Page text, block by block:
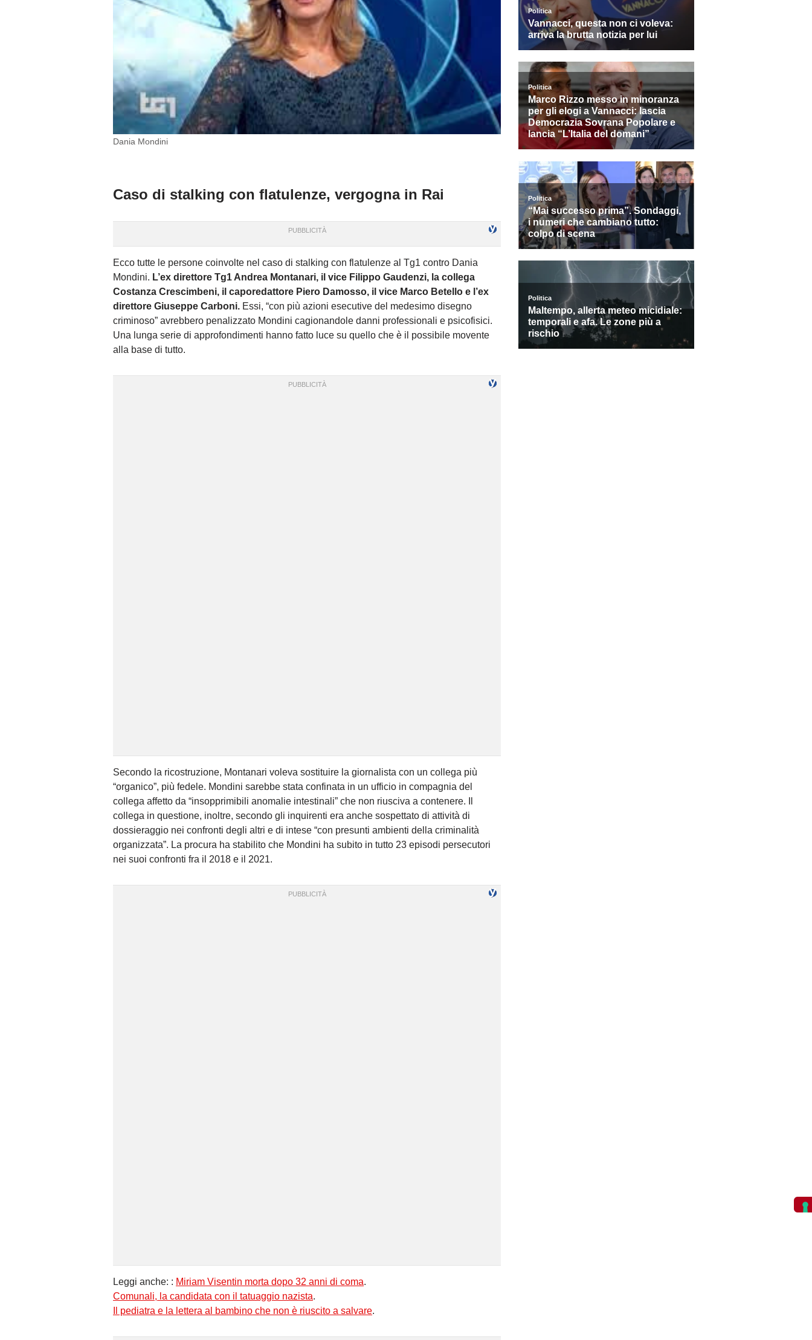
Dania Mondini
Caso di stalking con flatulenze, vergogna in Rai
Ecco tutte le persone coinvolte nel caso di stalking con flatulenze al Tg1 contro Dania
Mondini. L’ex direttore Tg1 Andrea Montanari, il vice Filippo Gaudenzi, la collega
Costanza Crescimbeni, il caporedattore Piero Damosso, il vice Marco Betello e l’ex
direttore Giuseppe Carboni. Essi, “con più azioni esecutive del medesimo disegno
criminoso” avrebbero penalizzato Mondini cagionandole danni professionali e psicofisici.
Una lunga serie di approfondimenti hanno fatto luce su quello che è il possibile movente
alla base di tutto.
Secondo la ricostruzione, Montanari voleva sostituire la giornalista con un collega più
“organico”, più fedele. Mondini sarebbe stata confinata in un ufficio in compagnia del
collega affetto da “insopprimibili anomalie intestinali” che non riusciva a contenere. Il
collega in questione, inoltre, secondo gli inquirenti era anche sospettato di attività di
dossieraggio nei confronti degli altri e di intese “con presunti ambienti della criminalità
organizzata”. La procura ha stabilito che Mondini ha subito in tutto 23 episodi persecutori
nei suoi confronti fra il 2018 e il 2021.
Leggi anche: : Miriam Visentin morta dopo 32 anni di coma.
Comunali, la candidata con il tatuaggio nazista.
Il pediatra e la lettera al bambino che non è riuscito a salvare.